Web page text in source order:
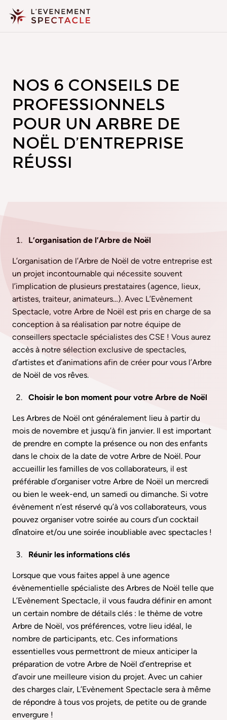
NOS 6 CONSEILS DE
PROFESSIONNELS
POUR UN ARBRE DE
NOËL D’ENTREPRISE
RÉUSSI
L’organisation de l’Arbre de Noël
L’organisation de l’Arbre de Noël de votre entreprise est
un projet incontournable qui nécessite souvent
l’implication de plusieurs prestataires (agence, lieux,
artistes, traiteur, animateurs…). Avec L’Evènement
Spectacle, votre Arbre de Noël est pris en charge de sa
conception à sa réalisation par notre équipe de
conseillers spectacle spécialistes des CSE ! Vous aurez
accès à notre sélection exclusive de spectacles,
d’artistes et d’animations afin de créer pour vous l’Arbre
de Noël de vos rêves.
Choisir le bon moment pour votre Arbre de Noël
Les Arbres de Noël ont généralement lieu à partir du
mois de novembre et jusqu’à fin janvier. Il est important
de prendre en compte la présence ou non des enfants
dans le choix de la date de votre Arbre de Noël. Pour
accueillir les familles de vos collaborateurs, il est
préférable d’organiser votre Arbre de Noël un mercredi
ou bien le week-end, un samedi ou dimanche. Si votre
évènement n’est réservé qu’à vos collaborateurs, vous
pouvez organiser votre soirée au cours d’un cocktail
dînatoire et/ou une soirée inoubliable avec spectacles !
Réunir les informations clés
Lorsque que vous faites appel à une agence
évènementielle spécialiste des Arbres de Noël telle que
L’Evènement Spectacle, il vous faudra définir en amont
un certain nombre de détails clés : le thème de votre
Arbre de Noël, vos préférences, votre lieu idéal, le
nombre de participants, etc. Ces informations
essentielles vous permettront de mieux anticiper la
préparation de votre Arbre de Noël d’entreprise et
d’avoir une meilleure vision du projet. Avec un cahier
des charges clair, L’Evènement Spectacle sera à même
de répondre à tous vos projets, de petite ou de grande
envergure !